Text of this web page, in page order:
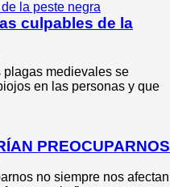
culpables de la
medievales se
en las personas y que
PREOCUPARNOS
no siempre nos afectan